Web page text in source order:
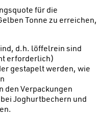
für die
Tonne zu erreichen,
d.h. löffelrein sind
erforderlich)
gestapelt werden, wie
den Verpackungen
Joghurtbechern und